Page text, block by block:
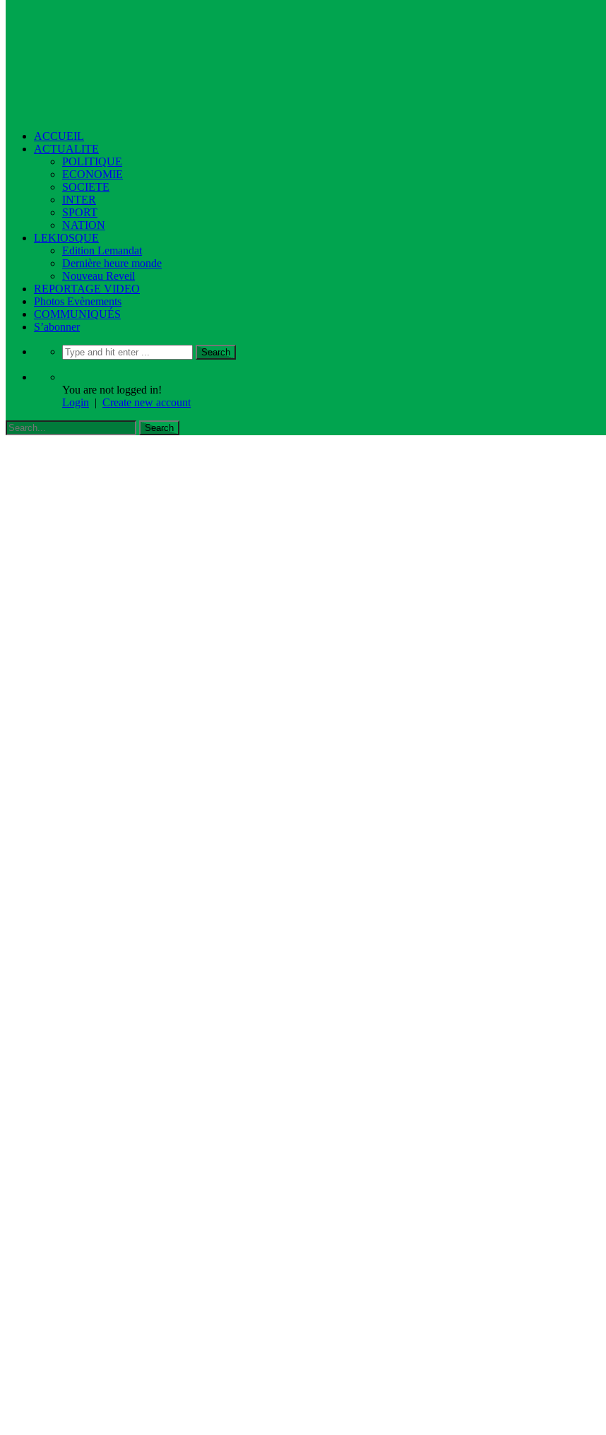
ACCUEIL
ACTUALITE
POLITIQUE
ECONOMIE
SOCIETE
INTER
SPORT
NATION
LEKIOSQUE
Edition Lemandat
Dernière heure monde
Nouveau Reveil
REPORTAGE VIDEO
Photos Evènements
COMMUNIQUÉS
S’abonner
You are not logged in!
Login | Create new account